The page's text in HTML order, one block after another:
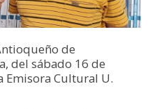
de
del sábado 16 de
Emisora Cultural U.